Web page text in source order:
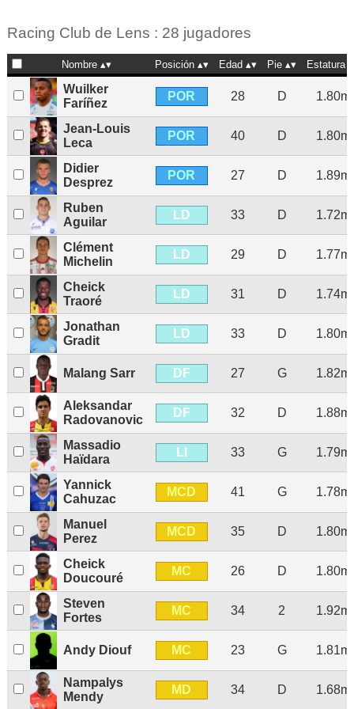
Racing Club de Lens : 28 jugadores
Nombre Posición Edad Pie Estatura
Wuilker
Faríñez
POR 28 D 1.80m
Jean-Louis
Leca
POR 40 D 1.80m
Didier
Desprez
POR 27 D 1.89m
Ruben
Aguilar
LD 33 D 1.72m
Clément
Michelin
LD 29 D 1.77m
Cheick
Traoré
LD 31 D 1.74m
Jonathan
Gradit
LD 33 D 1.80m
Malang Sarr DF 27 G 1.82m
Aleksandar
Radovanovic
DF 32 D 1.88m
Massadio
Haïdara
LI 33 G 1.79m
Yannick
Cahuzac
MCD 41 G 1.78m
Manuel
Perez
MCD 35 D 1.80m
Cheick
Doucouré
MC 26 D 1.80m
Steven
Fortes
MC 34 2 1.92m
Andy Diouf MC 23 G 1.81m
Nampalys
Mendy
MD 34 D 1.68m